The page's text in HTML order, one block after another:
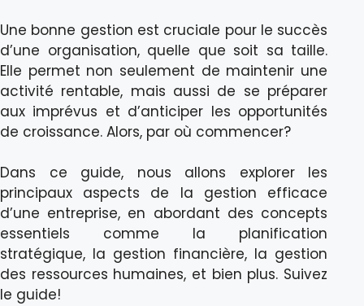
Une bonne gestion est cruciale pour le succès
d’une organisation, quelle que soit sa taille.
Elle permet non seulement de maintenir une
activité rentable, mais aussi de se préparer
aux imprévus et d’anticiper les opportunités
de croissance. Alors, par où commencer?
Dans ce guide, nous allons explorer les
principaux aspects de la gestion efficace
d’une entreprise, en abordant des concepts
essentiels comme la planification
stratégique, la gestion financière, la gestion
des ressources humaines, et bien plus. Suivez
le guide!